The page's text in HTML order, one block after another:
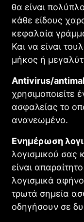
θα είναι
κάθε είδους
κεφαλαία
Και να είναι
μήκος ή
Antivirus/
χρησιμοποιείτε
ασφαλείας το
ανανεωμένο.
Ενημέρωση
λογισμικού σας
είναι
λογισμικά
τρωτά σημεία
οδηγήσουν σε